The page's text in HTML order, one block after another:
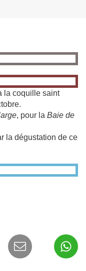
la coquille saint
, pour la Baie de
la dégustation de ce